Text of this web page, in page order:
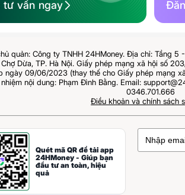
tư vấn ngay
quản: Công ty TNHH 24HMoney. Địa chỉ: Tầng 5
Dừa, TP. Hà Nội. Giấy phép mạng xã hội số
ngày 09/06/2023 (thay thế cho Giấy phép mạng
nội dung: Phạm Đình Bằng. Email:
0346.701.666
Điều khoản và chính sách
Quét mã QR để tải app
24HMoney - Giúp bạn
đầu tư an toàn, hiệu
quả